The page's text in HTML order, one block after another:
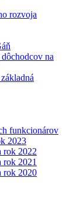
rozvoja
na
funkcionárov
2023
rok 2022
rok 2021
rok 2020